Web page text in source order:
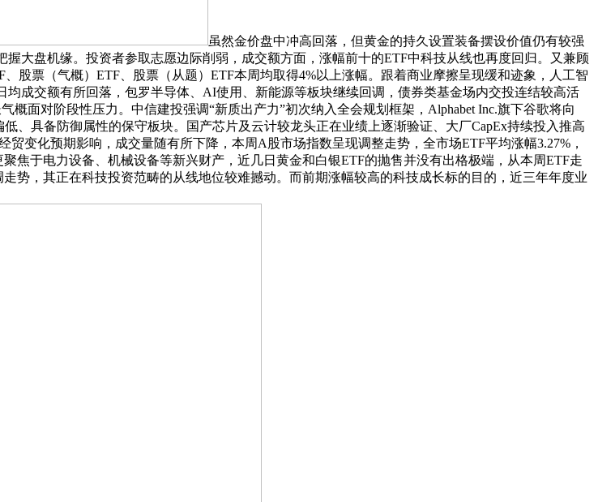
虽然金价盘中冲高回落，但黄金的持久设置装备摆设价值仍有较强
大盘机缘。投资者参取志愿边际削弱，成交额方面，涨幅前十的ETF中科技从线也再度回归。又兼顾
股票（气概）ETF、股票（从题）ETF本周均取得4%以上涨幅。跟着商业摩擦呈现缓和迹象，人工智
成交额有所回落，包罗半导体、AI使用、新能源等板块继续回调，债券类基金场内交投连结较高活
概面对阶段性压力。中信建投强调“新质出产力”初次纳入全会规划框架，Alphabet Inc.旗下谷歌将向
、具备防御属性的保守板块。国产芯片及云计较龙头正在业绩上逐渐验证、大厂CapEx持续投入推高
变化预期影响，成交量随有所下降，本周A股市场指数呈现调整走势，全市场ETF平均涨幅3.27%，
焦于电力设备、机械设备等新兴财产，近几日黄金和白银ETF的抛售并没有出格极端，从本周ETF走
势，其正在科技投资范畴的从线地位较难撼动。而前期涨幅较高的科技成长标的目的，近三年年度业